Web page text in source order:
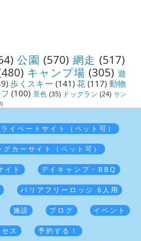
公園 (570) 網走 (517)
キャンプ場 (305) 遊
歩くスキー (141)花 (117) 動物
(100) 景色 (35) ドッグラン (24) サン
イベートサイト（ペット可）
グカーサイト（ペット可）
イト デイキャンプ・BBQ
バリアフリーロッジ 6人用
施設 ブログ イベント
ス 予約する！